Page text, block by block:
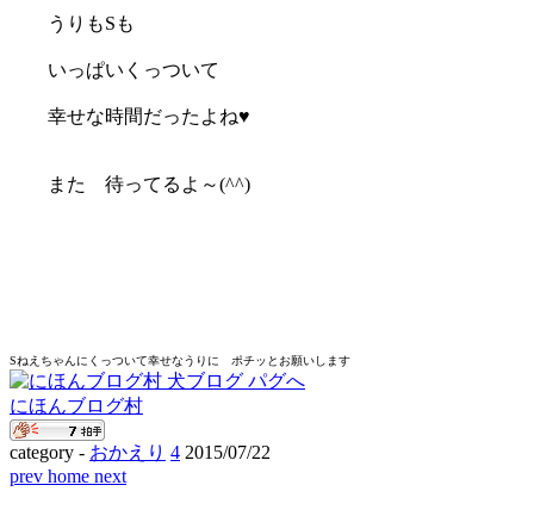
うりもSも
いっぱいくっついて
幸せな時間だったよね♥
また 待ってるよ～(^^)
Sねえちゃんにくっついて幸せなうりに ポチッとお願いします
にほんブログ村
category - おかえり 4 2015/07/22
prev home next